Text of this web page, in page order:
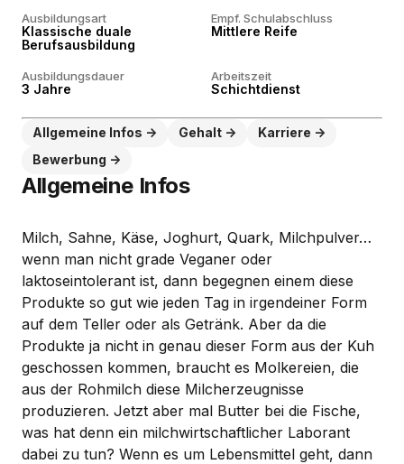
Ausbildungsart
Klassische duale
Berufsausbildung
Empf. Schulabschluss
Mittlere Reife
Ausbildungsdauer
3 Jahre
Arbeitszeit
Schichtdienst
Allgemeine Infos Gehalt
Karriere
Bewerbung
Allgemeine Infos
Milch, Sahne, Käse, Joghurt, Quark, Milchpulver…
wenn man nicht grade Veganer oder
laktoseintolerant ist, dann begegnen einem diese
Produkte so gut wie jeden Tag in irgendeiner Form
auf dem Teller oder als Getränk. Aber da die
Produkte ja nicht in genau dieser Form aus der Kuh
geschossen kommen, braucht es Molkereien, die
aus der Rohmilch diese Milcherzeugnisse
produzieren. Jetzt aber mal Butter bei die Fische,
was hat denn ein milchwirtschaftlicher Laborant
dabei zu tun? Wenn es um Lebensmittel geht, dann